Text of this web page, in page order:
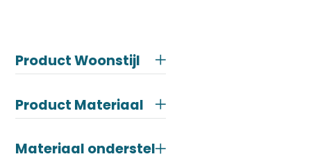
Product Woonstijl
Product Materiaal
Materiaal onderstel